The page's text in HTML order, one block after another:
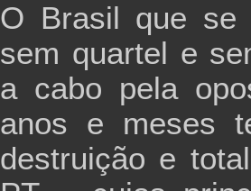
O Brasil que se
sem quartel e
a cabo pela
anos e meses
destruição e